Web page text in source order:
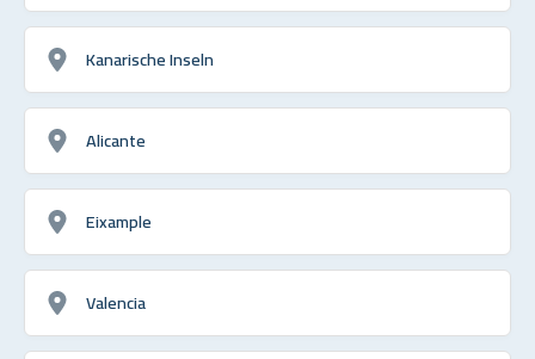
Kanarische Inseln
Alicante
Eixample
Valencia